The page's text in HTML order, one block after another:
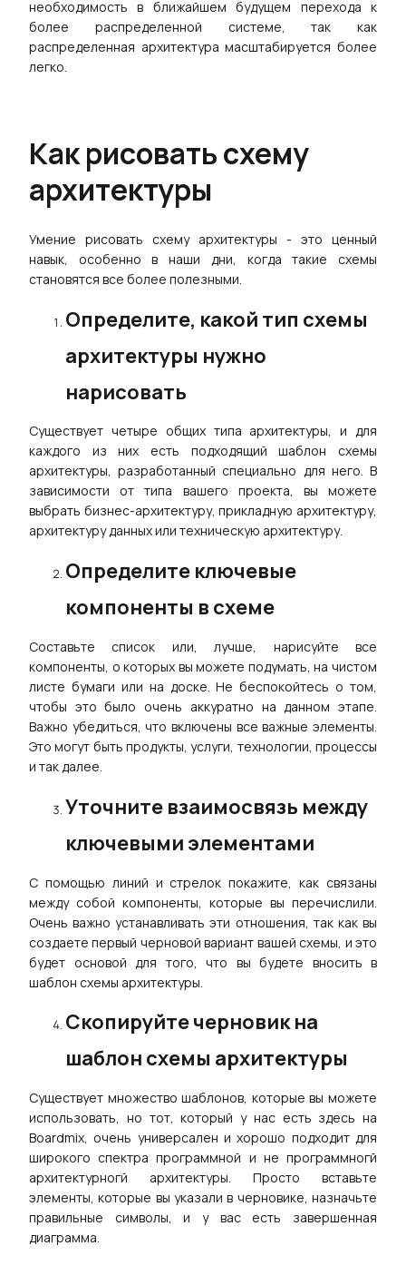
необходимость в ближайшем будущем перехода к
более распределенной системе, так как
распределенная архитектура масштабируется более
легко.
Как рисовать схему
архитектуры
Умение рисовать схему архитектуры - это ценный
навык, особенно в наши дни, когда такие схемы
становятся все более полезными.
Определите, какой тип схемы
архитектуры нужно
нарисовать
Существует четыре общих типа архитектуры, и для
каждого из них есть подходящий шаблон схемы
архитектуры, разработанный специально для него. В
зависимости от типа вашего проекта, вы можете
выбрать бизнес-архитектуру, прикладную архитектуру,
архитектуру данных или техническую архитектуру.
Определите ключевые
компоненты в схеме
Составьте список или, лучше, нарисуйте все
компоненты, о которых вы можете подумать, на чистом
листе бумаги или на доске. Не беспокойтесь о том,
чтобы это было очень аккуратно на данном этапе.
Важно убедиться, что включены все важные элементы.
Это могут быть продукты, услуги, технологии, процессы
и так далее.
Уточните взаимосвязь между
ключевыми элементами
С помощью линий и стрелок покажите, как связаны
между собой компоненты, которые вы перечислили.
Очень важно устанавливать эти отношения, так как вы
создаете первый черновой вариант вашей схемы, и это
будет основой для того, что вы будете вносить в
шаблон схемы архитектуры.
Скопируйте черновик на
шаблон схемы архитектуры
Существует множество шаблонов, которые вы можете
использовать, но тот, который у нас есть здесь на
Boardmix, очень универсален и хорошо подходит для
широкого спектра программной и не программногй
архитектурногй архитектуры. Просто вставьте
элементы, которые вы указали в черновике, назначьте
правильные символы, и у вас есть завершенная
диаграмма.